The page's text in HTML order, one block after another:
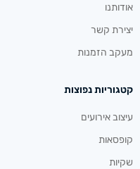
אודותנו
יצירת קשר
מעקב הזמנות
קטגוריות נפוצות
עיצוב אירועים
קופסאות
שקיות